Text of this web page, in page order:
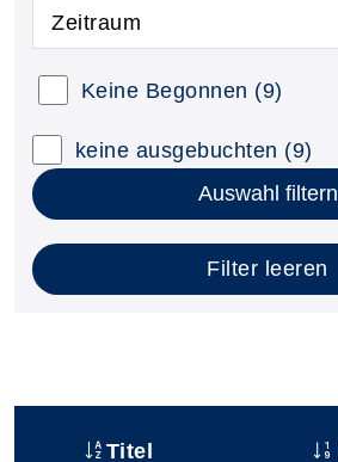
Zeitraum
Keine Begonnen (9)
keine ausgebuchten (9)
Auswahl filtern
Filter leeren
Titel